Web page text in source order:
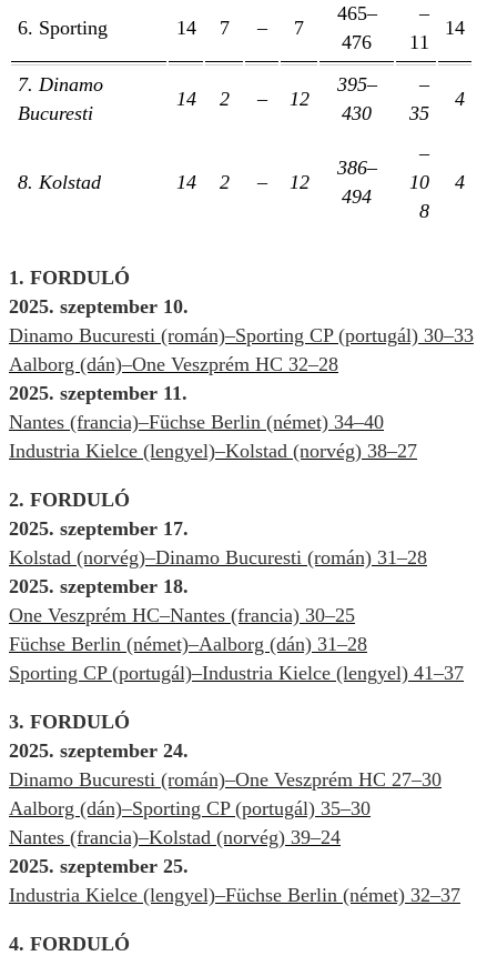
6. Sporting 14 7 – 7
465–
476
–
11
14
7. Dinamo
Bucuresti
14 2 – 12
395–
430
–
35
4
8. Kolstad 14 2 – 12
386–
494
–
10
8
4
1. FORDULÓ
2025. szeptember 10.
Dinamo Bucuresti (román)–Sporting CP (portugál) 30–33
Aalborg (dán)–One Veszprém HC 32–28
2025. szeptember 11.
Nantes (francia)–Füchse Berlin (német) 34–40
Industria Kielce (lengyel)–Kolstad (norvég) 38–27
2. FORDULÓ
2025. szeptember 17.
Kolstad (norvég)–Dinamo Bucuresti (román) 31–28
2025. szeptember 18.
One Veszprém HC–Nantes (francia) 30–25
Füchse Berlin (német)–Aalborg (dán) 31–28
Sporting CP (portugál)–Industria Kielce (lengyel) 41–37
3. FORDULÓ
2025. szeptember 24.
Dinamo Bucuresti (román)–One Veszprém HC 27–30
Aalborg (dán)–Sporting CP (portugál) 35–30
Nantes (francia)–Kolstad (norvég) 39–24
2025. szeptember 25.
Industria Kielce (lengyel)–Füchse Berlin (német) 32–37
4. FORDULÓ